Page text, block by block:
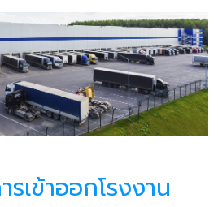
เข้าออกโรงงาน